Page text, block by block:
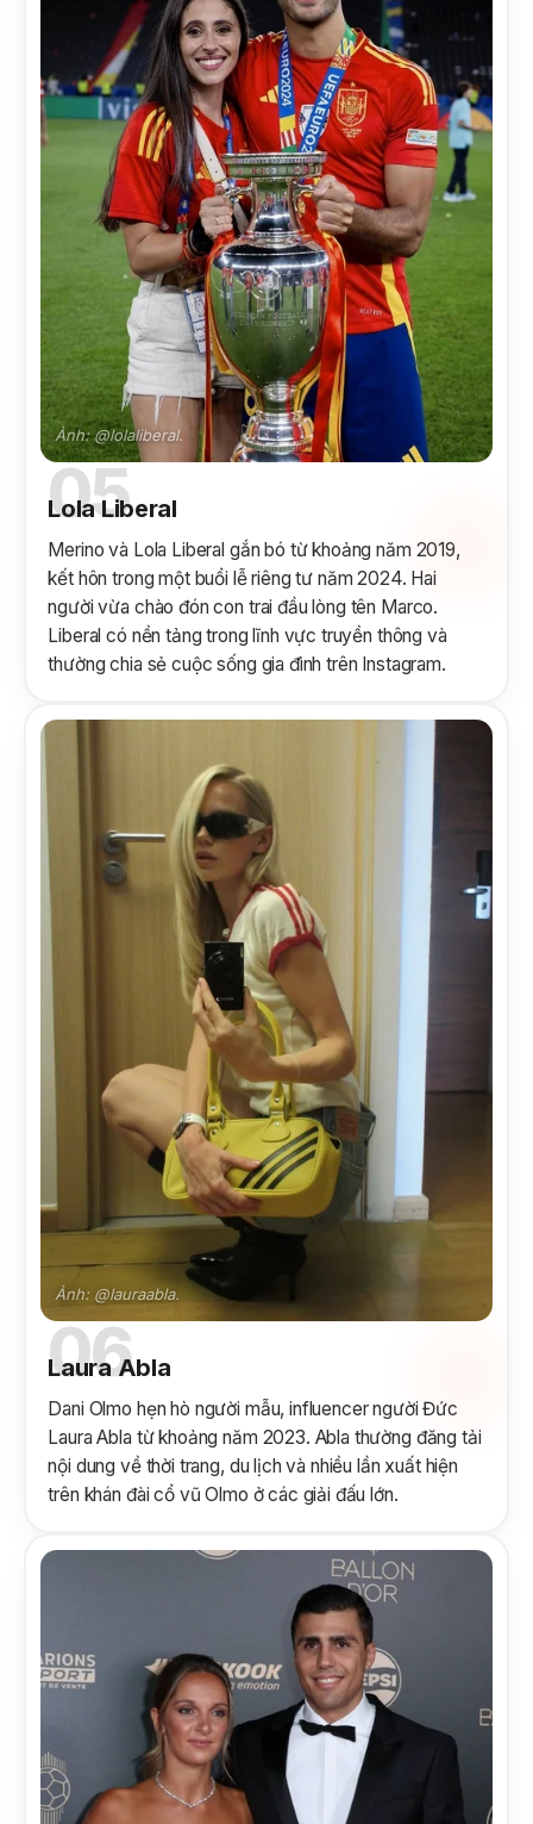
Ảnh: @lolaliberal.
05
Lola Liberal
Merino và Lola Liberal gắn bó từ khoảng năm 2019,
kết hôn trong một buổi lễ riêng tư năm 2024. Hai
người vừa chào đón con trai đầu lòng tên Marco.
Liberal có nền tảng trong lĩnh vực truyền thông và
thường chia sẻ cuộc sống gia đình trên Instagram.
Ảnh: @lauraabla.
06
Laura Abla
Dani Olmo hẹn hò người mẫu, influencer người Đức
Laura Abla từ khoảng năm 2023. Abla thường đăng tải
nội dung về thời trang, du lịch và nhiều lần xuất hiện
trên khán đài cổ vũ Olmo ở các giải đấu lớn.